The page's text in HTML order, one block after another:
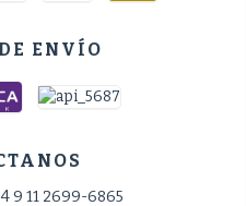
ENVÍO
9 11 2699-6865